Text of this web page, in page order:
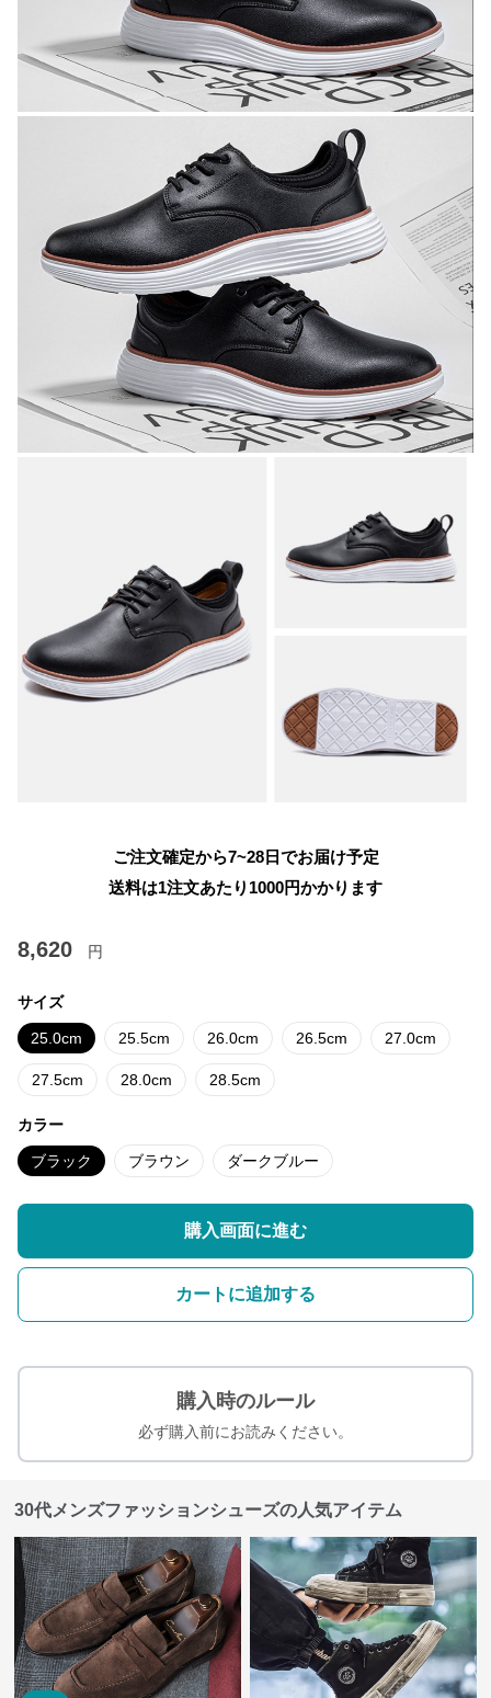
ご注文確定から7~28日でお届け予定
送料は1注文あたり 1000円かかります
8,620 円
サイズ
25.0cm 25.5cm 26.0cm 26.5cm 27.0cm
27.5cm 28.0cm 28.5cm
カラー
ブラック ブラウン ダークブルー
購入画面に進む
カートに追加する
購入時のルール
必ず購入前にお読みください。
30代メンズファッションシューズの人気アイテム